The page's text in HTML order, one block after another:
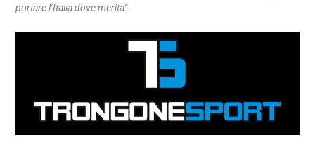
portare l’Italia dove merita“.